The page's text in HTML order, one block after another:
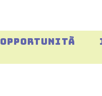
OPPORTUNITÀ